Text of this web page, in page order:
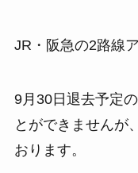
JR・阪急の2路線
9月30日退去予定
とができませんが
おります。